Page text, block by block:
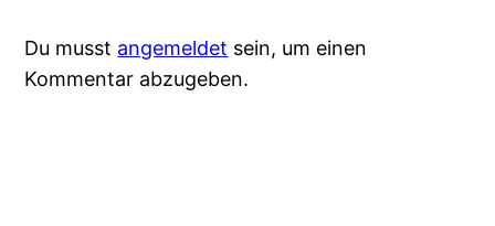
Du musst angemeldet sein, um einen
Kommentar abzugeben.